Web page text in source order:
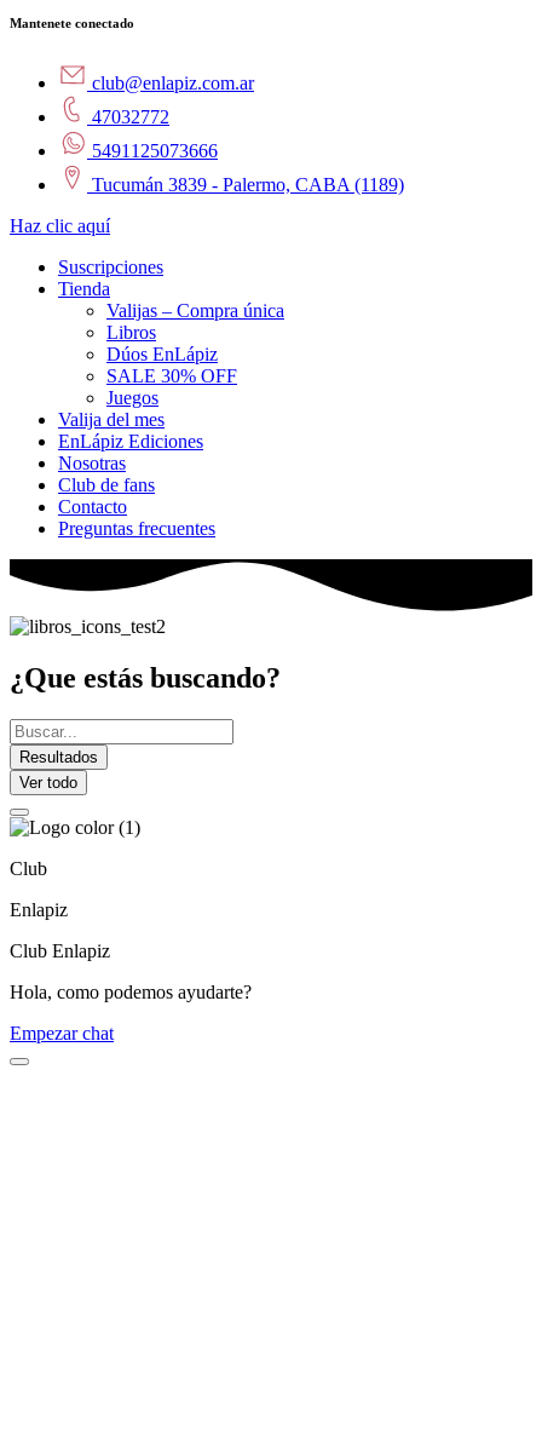
Mantenete conectado
club@enlapiz.com.ar
47032772
5491125073666
Tucumán 3839 - Palermo, CABA (1189)
Haz clic aquí
Suscripciones
Tienda
Valijas – Compra única
Libros
Dúos EnLápiz
SALE 30% OFF
Juegos
Valija del mes
EnLápiz Ediciones
Nosotras
Club de fans
Contacto
Preguntas frecuentes
¿Que estás buscando?
Search
...Resultados
Ver todo
Club
Enlapiz
Club Enlapiz
Hola, como podemos ayudarte?
Empezar chat